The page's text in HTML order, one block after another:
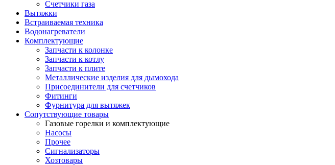
Счетчики газа
Вытяжки
Встраиваемая техника
Водонагреватели
Комплектующие
Запчасти к колонке
Запчасти к котлу
Запчасти к плите
Металлические изделия для дымохода
Присоединители для счетчиков
Фитинги
Фурнитура для вытяжек
Сопутствующие товары
Газовые горелки и комплектующие
Насосы
Прочее
Сигнализаторы
Хозтовары